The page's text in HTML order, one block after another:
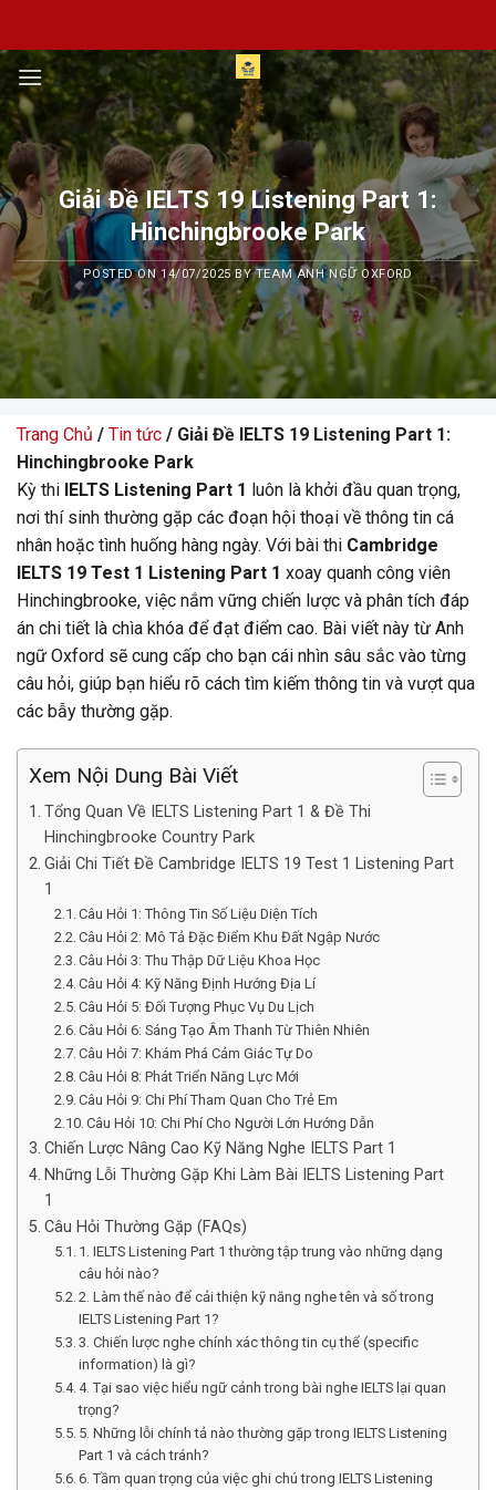
content
Giải Đề IELTS 19 Listening Part 1:
Hinchingbrooke Park
POSTED ON14/07/2025BYTEAM ANH NGỮ OXFORD
Trang Chủ / Tin tức / Giải Đề IELTS 19 Listening Part 1:
Hinchingbrooke Park
Kỳ thi IELTS Listening Part 1 luôn là khởi đầu quan trọng,
nơi thí sinh thường gặp các đoạn hội thoại về thông tin cá
nhân hoặc tình huống hàng ngày. Với bài thi Cambridge
IELTS 19 Test 1 Listening Part 1 xoay quanh công viên
Hinchingbrooke, việc nắm vững chiến lược và phân tích đáp
án chi tiết là chìa khóa để đạt điểm cao. Bài viết này từ Anh
ngữ Oxford sẽ cung cấp cho bạn cái nhìn sâu sắc vào từng
câu hỏi, giúp bạn hiểu rõ cách tìm kiếm thông tin và vượt qua
các bẫy thường gặp.
Xem Nội Dung Bài Viết
Tổng Quan Về IELTS Listening Part 1 & Đề Thi
Hinchingbrooke Country Park
Giải Chi Tiết Đề Cambridge IELTS 19 Test 1 Listening Part
1
Câu Hỏi 1: Thông Tin Số Liệu Diện Tích
Câu Hỏi 2: Mô Tả Đặc Điểm Khu Đất Ngập Nước
Câu Hỏi 3: Thu Thập Dữ Liệu Khoa Học
Câu Hỏi 4: Kỹ Năng Định Hướng Địa Lí
Câu Hỏi 5: Đối Tượng Phục Vụ Du Lịch
Câu Hỏi 6: Sáng Tạo Âm Thanh Từ Thiên Nhiên
Câu Hỏi 7: Khám Phá Cảm Giác Tự Do
Câu Hỏi 8: Phát Triển Năng Lực Mới
Câu Hỏi 9: Chi Phí Tham Quan Cho Trẻ Em
Câu Hỏi 10: Chi Phí Cho Người Lớn Hướng Dẫn
Chiến Lược Nâng Cao Kỹ Năng Nghe IELTS Part 1
Những Lỗi Thường Gặp Khi Làm Bài IELTS Listening Part
1
Câu Hỏi Thường Gặp (FAQs)
1. IELTS Listening Part 1 thường tập trung vào những dạng
câu hỏi nào?
2. Làm thế nào để cải thiện kỹ năng nghe tên và số trong
IELTS Listening Part 1?
3. Chiến lược nghe chính xác thông tin cụ thể (specific
information) là gì?
4. Tại sao việc hiểu ngữ cảnh trong bài nghe IELTS lại quan
trọng?
5. Những lỗi chính tả nào thường gặp trong IELTS Listening
Part 1 và cách tránh?
6. Tầm quan trọng của việc ghi chú trong IELTS Listening